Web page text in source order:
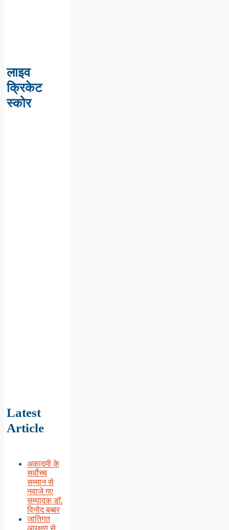
लाइव
क्रिकेट
स्कोर
Latest
Article
अकादमी के
सर्वोच्च
सम्मान से
नवाजे गए
सम्पादक डॉ.
विनोद बब्बर
जातिगत
आरक्षण से